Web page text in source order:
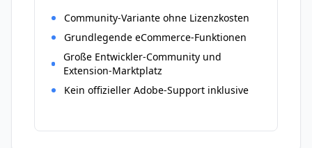
Community-Variante ohne Lizenzkosten
Grundlegende eCommerce-Funktionen
Große Entwickler-Community und
Extension-Marktplatz
Kein offizieller Adobe-Support inklusive